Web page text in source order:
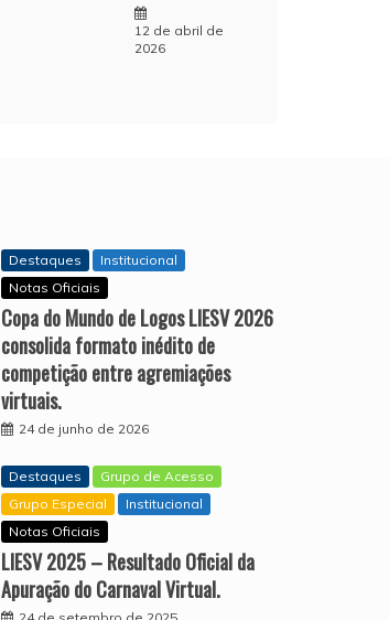
12 de abril de
2026
Destaques
Institucional
Notas Oficiais
Copa do Mundo de Logos LIESV 2026
consolida formato inédito de
competição entre agremiações
virtuais.
24 de junho de 2026
Destaques
Grupo de Acesso
Grupo Especial
Institucional
Notas Oficiais
LIESV 2025 – Resultado Oficial da
Apuração do Carnaval Virtual.